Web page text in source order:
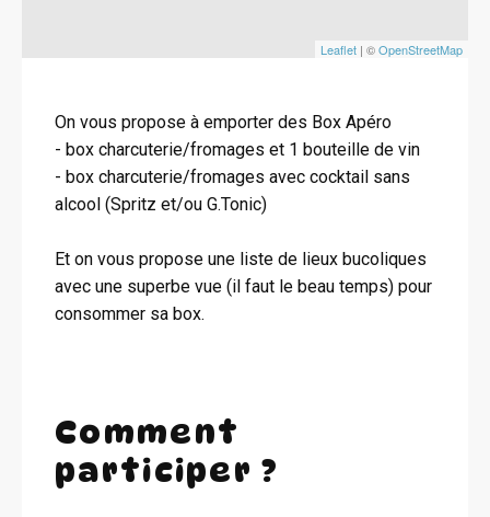
Leaflet | ©OpenStreetMap
On vous propose à emporter des Box Apéro
- box charcuterie/fromages et 1 bouteille de vin
- box charcuterie/fromages avec cocktail sans
alcool (Spritz et/ou G.Tonic)
Et on vous propose une liste de lieux bucoliques
avec une superbe vue (il faut le beau temps) pour
consommer sa box.
Comment
participer ?